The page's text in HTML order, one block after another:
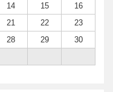
14 15
16
21 22
23
28 29
30